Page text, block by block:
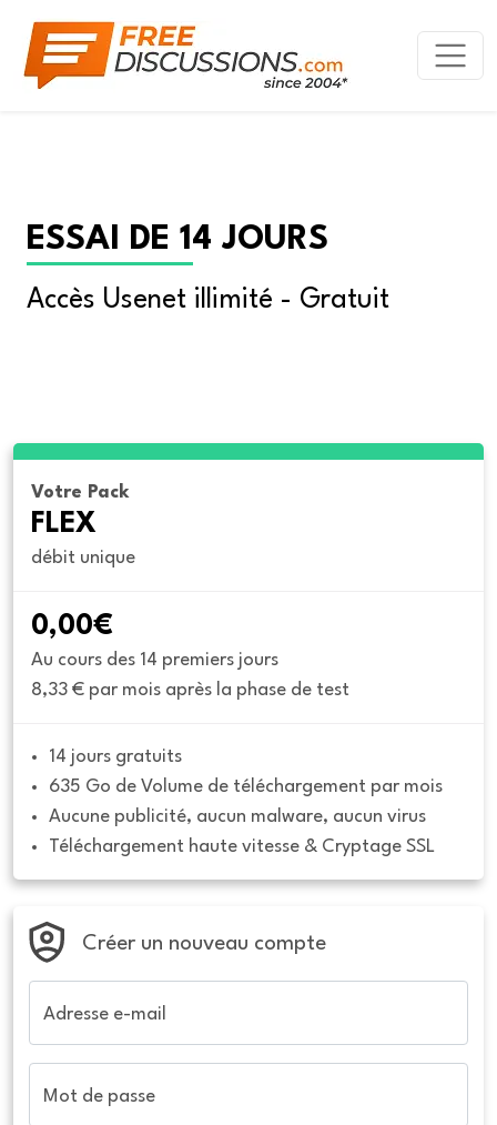
ESSAI DE 14 JOURS
Accès Usenet illimité - Gratuit
Votre Pack
FLEX
débit unique
0,00€
Au cours des 14 premiers jours
8,33 € par mois après la phase de test
14 jours gratuits
635 Go de Volume de téléchargement par mois
Aucune publicité, aucun malware, aucun virus
Téléchargement haute vitesse & Cryptage SSL
Créer un nouveau compte
Adresse e-mail
Mot de passe